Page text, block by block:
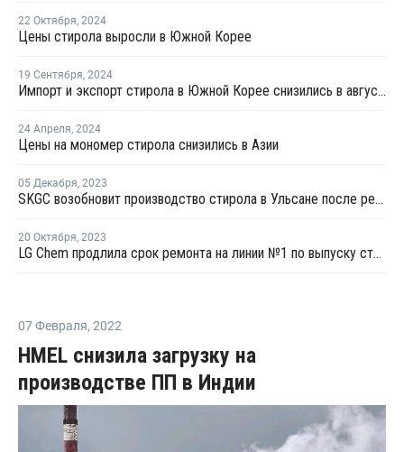
22 Октября, 2024
Цены стирола выросли в Южной Корее
19 Сентября, 2024
Импорт и экспорт стирола в Южной Корее снизились в августе
24 Апреля, 2024
Цены на мономер стирола снизились в Азии
05 Декабря, 2023
SKGC возобновит производство стирола в Ульсане после ремонта
20 Октября, 2023
LG Chem продлила срок ремонта на линии №1 по выпуску стирола в Даэсане
07 Февраля, 2022
HMEL снизила загрузку на
производстве ПП в Индии